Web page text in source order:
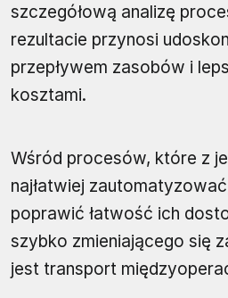
szczegółową analizę
rezultacie przynosi
przepływem zasobów i
kosztami.
Wśród procesów, które z
najłatwiej
poprawić łatwość ich
szybko zmieniającego się
jest transport